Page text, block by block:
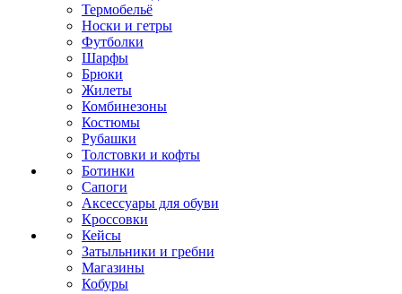
Термобельё
Носки и гетры
Футболки
Шарфы
Брюки
Жилеты
Комбинезоны
Костюмы
Рубашки
Толстовки и кофты
Ботинки
Сапоги
Аксессуары для обуви
Кроссовки
Кейсы
Затыльники и гребни
Магазины
Кобуры